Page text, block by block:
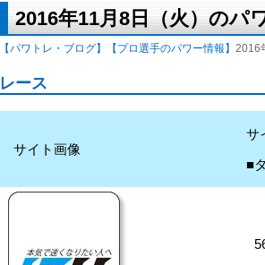
2016年11月8日（火）のパ
【パワトレ・ブログ】 【プロ選手のパワー情報】 2016
レース
サイト画像
サ
■